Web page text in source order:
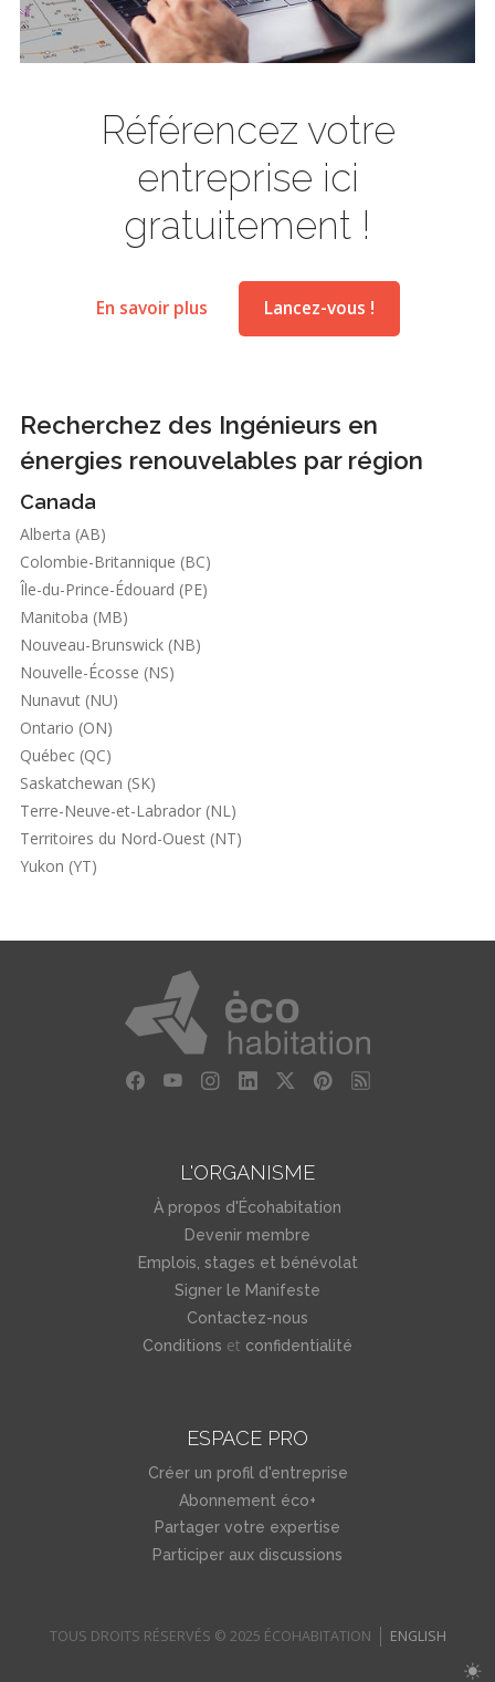
Référencez votre
entreprise ici
gratuitement !
En savoir plus Lancez-vous !
Recherchez des Ingénieurs en
énergies renouvelables par région
Canada
Alberta (AB)
Colombie-Britannique (BC)
Île-du-Prince-Édouard (PE)
Manitoba (MB)
Nouveau-Brunswick (NB)
Nouvelle-Écosse (NS)
Nunavut (NU)
Ontario (ON)
Québec (QC)
Saskatchewan (SK)
Terre-Neuve-et-Labrador (NL)
Territoires du Nord-Ouest (NT)
Yukon (YT)
L'ORGANISME
À propos d'Écohabitation
Devenir membre
Emplois, stages et bénévolat
Signer le Manifeste
Contactez-nous
Conditions et confidentialité
ESPACE PRO
Créer un profil d'entreprise
Abonnement éco+
Partager votre expertise
Participer aux discussions
TOUS DROITS RÉSERVÉS © 2025 ÉCOHABITATION ENGLISH